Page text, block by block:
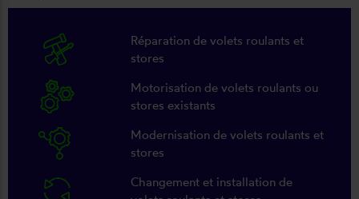
Réparation de volets roulants et
stores
Motorisation de volets roulants ou
stores existants
Modernisation de volets roulants et
stores
Changement et installation de